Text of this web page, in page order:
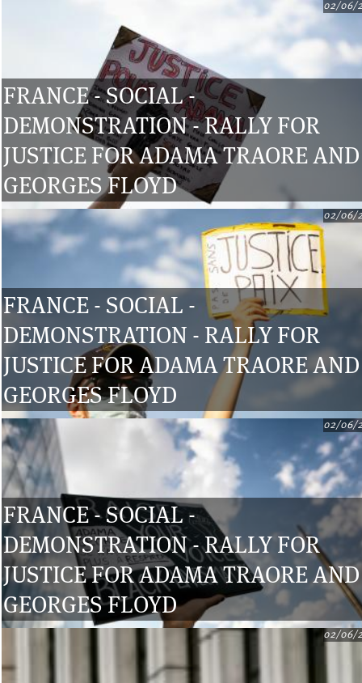
FRANCE - SOCIAL -
DEMONSTRATION - RALLY FOR
JUSTICE FOR ADAMA TRAORE AND
GEORGES FLOYD
02/06/
FRANCE - SOCIAL -
DEMONSTRATION - RALLY FOR
JUSTICE FOR ADAMA TRAORE AND
GEORGES FLOYD
02/06/
FRANCE - SOCIAL -
DEMONSTRATION - RALLY FOR
JUSTICE FOR ADAMA TRAORE AND
GEORGES FLOYD
02/06/
02/06/